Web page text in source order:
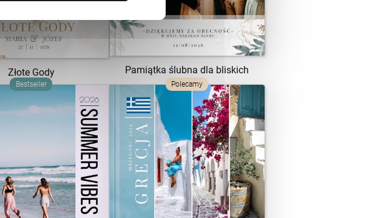
Złote Gody Pamiątka ślubna dla bliskich
Bestseller
SZABLON
Polecamy
ZOBACZ SZABLON